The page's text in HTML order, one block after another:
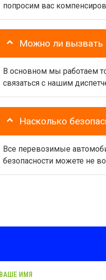
попросим вас
Можно ли вызвать
В основном мы работаем
связаться с нашим
Насколько
Все перевозимые
безопасности можете не
ВАШЕ ИМЯ